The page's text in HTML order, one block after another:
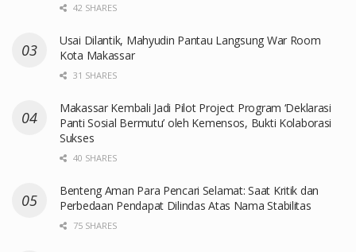
42 SHARES
Usai Dilantik, Mahyudin Pantau Langsung War Room
Kota Makassar
31 SHARES
Makassar Kembali Jadi Pilot Project Program ‘Deklarasi
Panti Sosial Bermutu’ oleh Kemensos, Bukti Kolaborasi
Sukses
40 SHARES
Benteng Aman Para Pencari Selamat: Saat Kritik dan
Perbedaan Pendapat Dilindas Atas Nama Stabilitas
75 SHARES